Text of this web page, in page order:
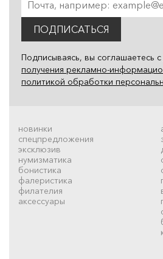
ПОДПИСАТЬСЯ
Подписываясь, вы соглашаетесь с
получения рекламно-
политикой обработки
новинки
спецпредложения
эксклюзив
нумизматика
бонистика
фалеристика
филателия
аксессуары